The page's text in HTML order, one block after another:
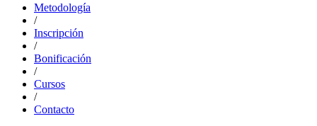
Metodología
/
Inscripción
/
Bonificación
/
Cursos
/
Contacto